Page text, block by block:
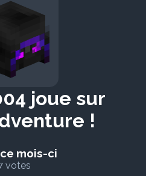
joue sur
!
mois-ci
votes